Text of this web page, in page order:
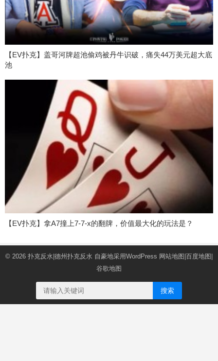
【EV扑克】盖哥河牌超池偷鸡被丹牛识破，痛失44万美元超大底
池
【EV扑克】拿A7撞上7-7-x的翻牌，价值最大化的玩法是？
© 2026 扑克反水|德州扑克反水 自豪地采用WordPress 网站地图 百度地图
谷歌地图
搜索